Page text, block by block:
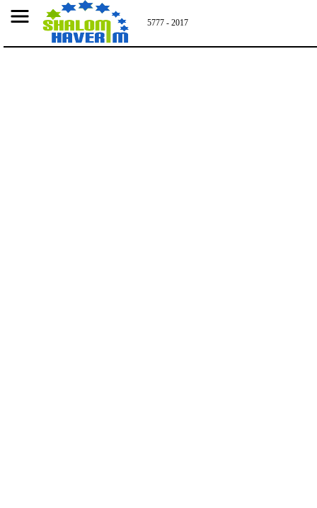
script async
src="//pagead2.googlesyndication.com/pagead/js/adsbygoogle.js">
Celebracion de Shabat
5777 - 2017
NEW YORK